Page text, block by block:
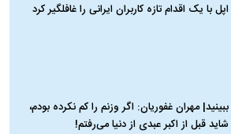
اپل با یک اقدام تازه کاربران ایرانی را غافلگیر کرد
ببینید| مهران غفوریان: اگر وزنم را کم نکرده بودم،
شاید قبل از اکبر عبدی از دنیا می‌رفتم!